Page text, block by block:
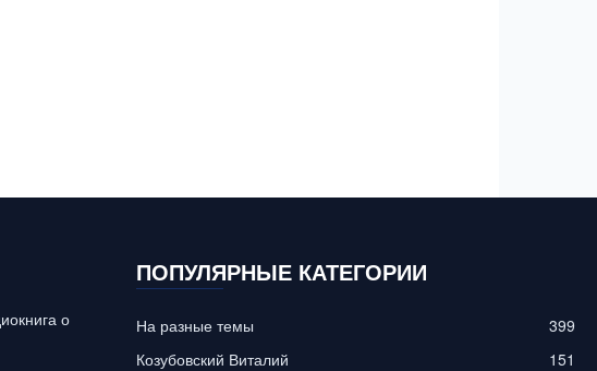
о
ПОПУЛЯРНЫЕ КАТЕГОРИИ
На разные темы
399
Козубовский Виталий
151